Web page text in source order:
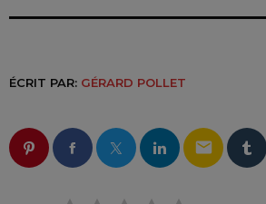
ÉCRIT PAR: GÉRARD POLLET
email